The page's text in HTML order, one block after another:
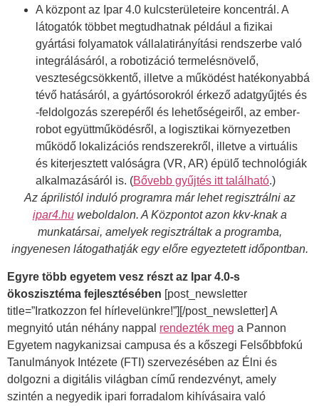
A központ az Ipar 4.0 kulcsterületeire koncentrál. A
látogatók többet megtudhatnak például a fizikai
gyártási folyamatok vállalatirányítási rendszerbe való
integrálásáról, a robotizáció termelésnövelő,
veszteségcsökkentő, illetve a működést hatékonyabbá
tévő hatásáról, a gyártósorokról érkező adatgyűjtés és
-feldolgozás szerepéről és lehetőségeiről, az ember-
robot együttműködésről, a logisztikai környezetben
működő lokalizációs rendszerekről, illetve a virtuális
és kiterjesztett valóságra (VR, AR) épülő technológiák
alkalmazásáról is. (Bővebb gyűjtés itt található.)
Az áprilistól induló programra már lehet regisztrálni az
ipar4.huweboldalon. A Központot azon kkv-knak a
munkatársai, amelyek regisztráltak a programba,
ingyenesen látogathatják egy előre egyeztetett időpontban.
Egyre több egyetem vesz részt az Ipar 4.0-s
ökoszisztéma fejlesztésében [post_newsletter
title=”Iratkozzon fel hírlevelünkre!”][/post_newsletter] A
megnyitó után néhány nappal rendezték meg a Pannon
Egyetem nagykanizsai campusa és a kőszegi Felsőbbfokú
Tanulmányok Intézete (FTI) szervezésében az Élni és
dolgozni a digitális világban című rendezvényt, amely
szintén a negyedik ipari forradalom kihívásaira való